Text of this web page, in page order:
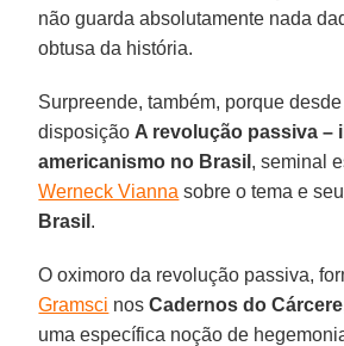
não guarda absolutamente nada
obtusa da história.
Surpreende, também, porque
disposição A revolução passiva –
americanismo no Brasil , seminal
Werneck Vianna sobre o tema e
Brasil .
O oximoro da revolução passiva,
Gramsci nosCadernos do Cárcere
uma específica noção de